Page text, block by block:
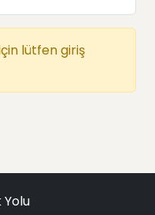
lütfen giriş